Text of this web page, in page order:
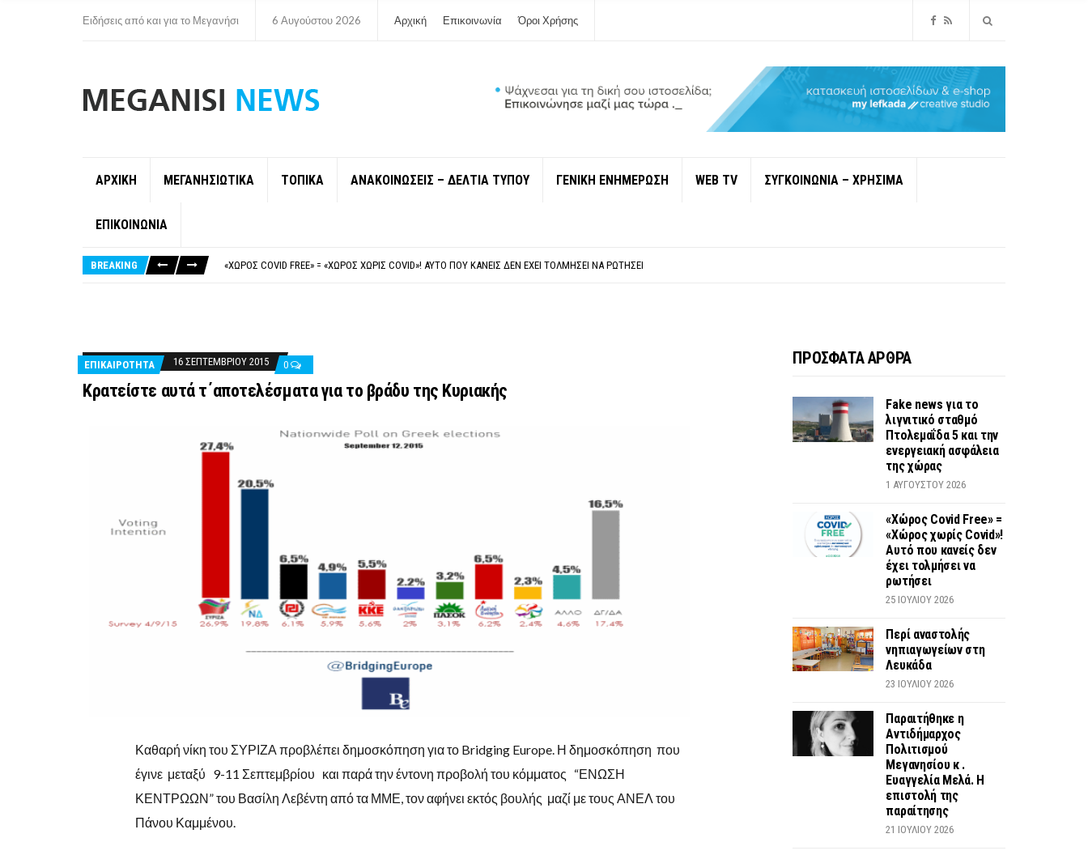
Ειδήσεις από και για το Μεγανήσι 6 Αυγούστου 2026 Αρχική Επικοινωνία Όροι Χρήσης
ΑΡΧΙΚΗ ΜΕΓΑΝΗΣΙΩΤΙΚΑ ΤΟΠΙΚΑ ΑΝΑΚΟΙΝΩΣΕΙΣ – ΔΕΛΤΙΑ ΤΥΠΟΥ ΓΕΝΙΚΗ ΕΝΗΜΕΡΩΣΗ WEB TV ΣΥΓΚΟΙΝΩΝΙΑ – ΧΡΗΣΙΜΑ
ΕΠΙΚΟΙΝΩΝΙΑ
BREAKING
«ΧΏΡΟΣ COVID FREE» = «ΧΏΡΟΣ ΧΩΡΊΣ COVID»! ΑΥΤΌ ΠΟΥ ΚΑΝΕΊΣ ΔΕΝ ΈΧΕΙ ΤΟΛΜΉΣΕΙ ΝΑ ΡΩΤΉΣΕΙ
ΕΠΙΚΑΙΡΟΤΗΤΑ 16 ΣΕΠΤΕΜΒΡΊΟΥ 2015 0
Kρατείστε αυτά τ΄αποτελέσματα για το βράδυ της Κυριακής
Καθαρή νίκη του ΣΥΡΙΖΑ προβλέπει δημοσκόπηση για το Bridging Europe. Η δημοσκόπηση που
έγινε μεταξύ 9-11 Σεπτεμβρίου και παρά την έντονη προβολή του κόμματος “ΕΝΩΣΗ
ΚΕΝΤΡΩΩΝ” του Βασίλη Λεβέντη από τα ΜΜΕ, τον αφήνει εκτός βουλής μαζί με τους ΑΝΕΛ του
Πάνου Καμμένου.
ΠΡΟΣΦΑΤΑ ΑΡΘΡΑ
Fake news για το
λιγνιτικό σταθμό
Πτολεμαΐδα 5 και την
ενεργειακή ασφάλεια
της χώρας
1 ΑΥΓΟΎΣΤΟΥ 2026
«Χώρος Covid Free» =
«Χώρος χωρίς Covid»!
Αυτό που κανείς δεν
έχει τολμήσει να
ρωτήσει
25 ΙΟΥΛΊΟΥ 2026
Περί αναστολής
νηπιαγωγείων στη
Λευκάδα
23 ΙΟΥΛΊΟΥ 2026
Παραιτήθηκε η
Αντιδήμαρχος
Πολιτισμού
Μεγανησίου κ .
Ευαγγελία Μελά. Η
επιστολή της
παραίτησης
21 ΙΟΥΛΊΟΥ 2026